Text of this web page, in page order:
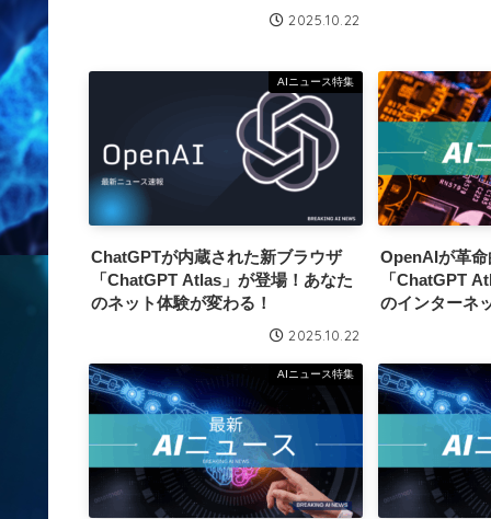
2025.10.22
AIニュース特集
ChatGPTが内蔵された新ブラウザ
「ChatGPT Atlas」が登場！あなた
のネット体験が変わる！
2025.10.22
OpenAIが革
「ChatGPT
のインターネ
AIニュース特集